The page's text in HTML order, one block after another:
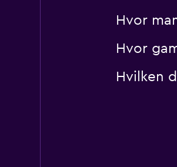
Hvor
Hvor
Hvilken